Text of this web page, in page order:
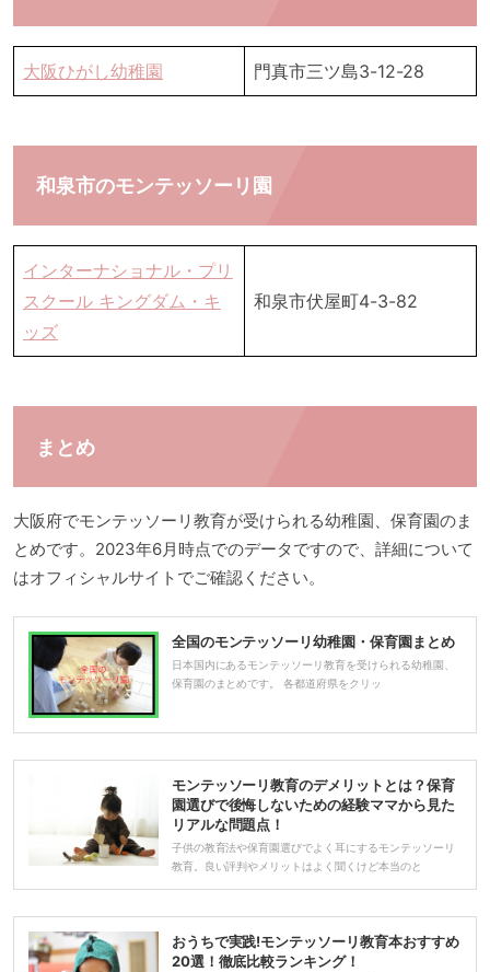
大阪ひがし幼稚園 門真市三ツ島3-12-28
和泉市のモンテッソーリ園
インターナショナル・プリ
スクール キングダム・キ
ッズ
和泉市伏屋町4-3-82
まとめ
大阪府でモンテッソーリ教育が受けられる幼稚園、保育園のま
とめです。2023年6月時点でのデータですので、詳細について
はオフィシャルサイトでご確認ください。
全国のモンテッソーリ幼稚園・保育園まとめ
日本国内にあるモンテッソーリ教育を受けられる幼稚園、
保育園のまとめです。 各都道府県をクリッ
モンテッソーリ教育のデメリットとは？保育
園選びで後悔しないための経験ママから見た
リアルな問題点！
子供の教育法や保育園選びでよく耳にするモンテッソーリ
教育。良い評判やメリットはよく聞くけど本当のと
おうちで実践!モンテッソーリ教育本おすすめ
20選！徹底比較ランキング！